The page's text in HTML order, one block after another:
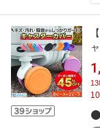
10